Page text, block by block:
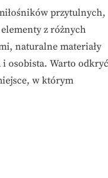
przytulnych,
z różnych
naturalne materiały
i osobista. Warto
w którym